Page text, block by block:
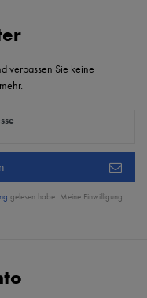
verpassen Sie keine
Honig
gelesen habe. Meine Einwilligung